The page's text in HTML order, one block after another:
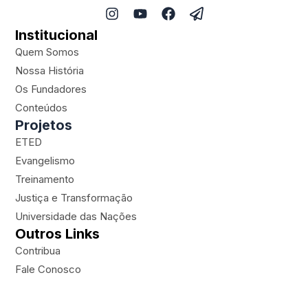
I
n
Y
o
F
a
P
a
Institucional
Quem Somos
Nossa História
Os Fundadores
Conteúdos
Projetos
ETED
Evangelismo
Treinamento
Justiça e Transformação
Universidade das Nações
Outros Links
Contribua
Fale Conosco